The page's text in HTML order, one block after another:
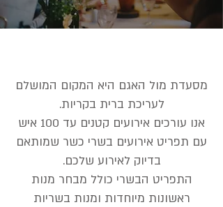
מסעדת מול האגם היא המקום המושלם
לעריכת ברית בקריות.
אנו עורכים אירועים קטנים עד 100 איש
עם תפריט אירועים בשרי כשר שמותאם
בדיוק לאירוע שלכם.
התפריט הבשרי כולל מבחר מנות
ראשונות מיוחדות ומנות בשריות